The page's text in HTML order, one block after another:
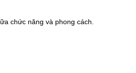
chức năng và phong cách.